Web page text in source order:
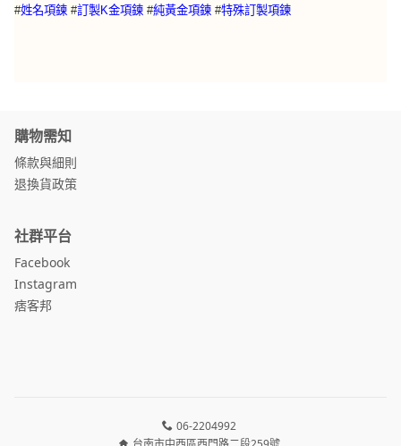
#姓名項鍊 #訂製K金項鍊 #純黃金項鍊 #特殊訂製項鍊
購物需知
條款與細則
退換貨政策
社群平台
Facebook
Instagram
痞客邦
06-2204992